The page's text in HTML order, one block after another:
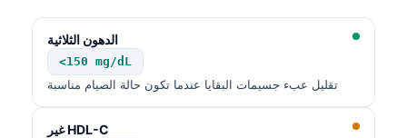
الدهون الثلاثية
<150 mg/dL
تقليل عبء جسيمات البقايا عندما تكون حالة الصيام مناسبة
غير HDL-C